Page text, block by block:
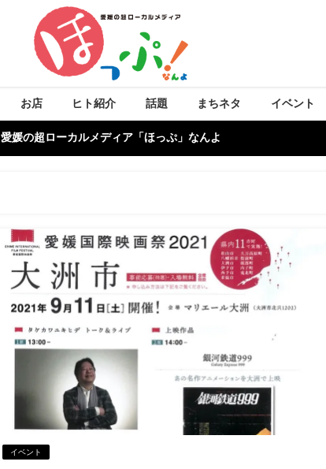
お店 ヒト紹介 話題 まちネタ イベント
愛媛の超ローカルメディア「ほっぷ」なんよ
イベント